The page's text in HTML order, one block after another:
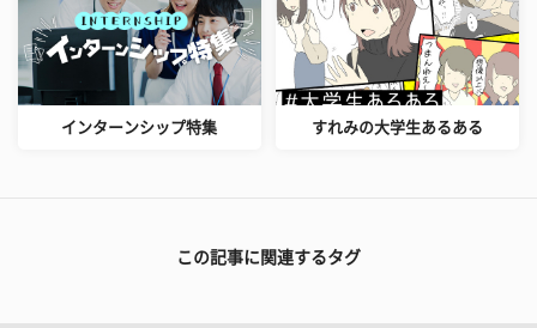
インターンシップ特集 すれみの大学生あるある
この記事に関連するタグ